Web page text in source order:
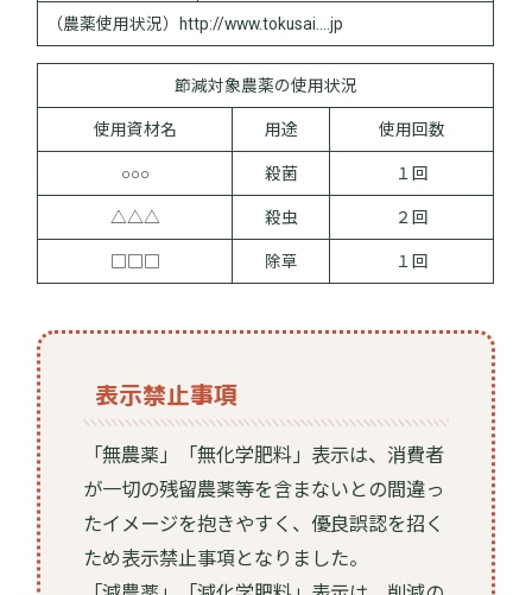
（農薬使用状況）http://www.tokusai.…jp
節減対象農薬の使用状況
使用資材名 用途 使用回数
○○○ 殺菌 １回
△△△ 殺虫 ２回
□□□ 除草 １回
表示禁止事項
「無農薬」「無化学肥料」表示は、消費者
が一切の残留農薬等を含まないとの間違っ
たイメージを抱きやすく、優良誤認を招く
ため表示禁止事項となりました。